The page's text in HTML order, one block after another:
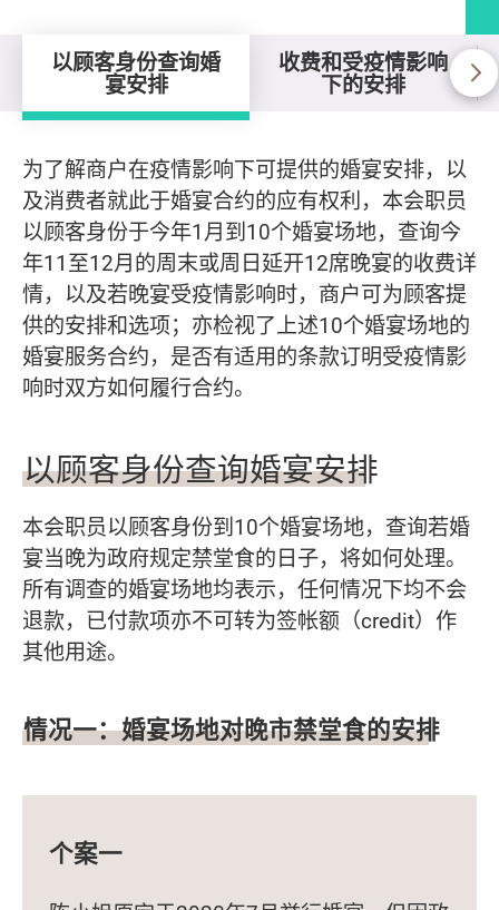
以顾客身份查询婚
宴安排
收费和受疫情影响
下的安排
以顾客身份查询婚宴安排
为了解商户在疫情影响下可提供的婚宴安排，以
及消费者就此于婚宴合约的应有权利，本会职员
以顾客身份于今年1月到10个婚宴场地，查询今
年11至12月的周末或周日延开12席晚宴的收费详
情，以及若晚宴受疫情影响时，商户可为顾客提
供的安排和选项；亦检视了上述10个婚宴场地的
婚宴服务合约，是否有适用的条款订明受疫情影
响时双方如何履行合约。
以顾客身份查询婚宴安排
本会职员以顾客身份到10个婚宴场地，查询若婚
宴当晚为政府规定禁堂食的日子，将如何处理。
所有调查的婚宴场地均表示，任何情况下均不会
退款，已付款项亦不可转为签帐额（credit）作
其他用途。
情况一：婚宴场地对晚市禁堂食的安排
个案一